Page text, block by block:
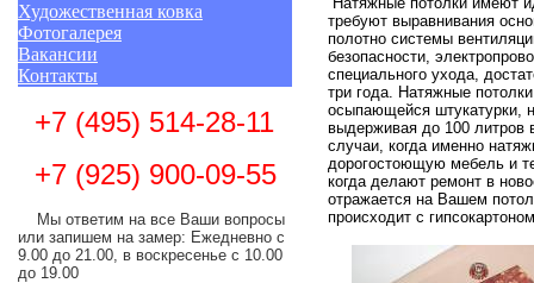
Художественная ковка
Фотогалерея
Вакансии
Контакты
+7 (495) 514-28-11
+7 (925) 900-09-55
Мы ответим на все Ваши вопросы
или запишем на замер: Ежедневно с
9.00 до 21.00, в воскресенье с 10.00
до 19.00
требуют выравнивания
полотно системы
безопасности,
специального ухода,
три года. Натяжные
осыпающейся штукатурки,
выдерживая до 100 литров
случаи, когда именно
дорогостоющую мебель и
когда делают ремонт в
отражается на Вашем
происходит с